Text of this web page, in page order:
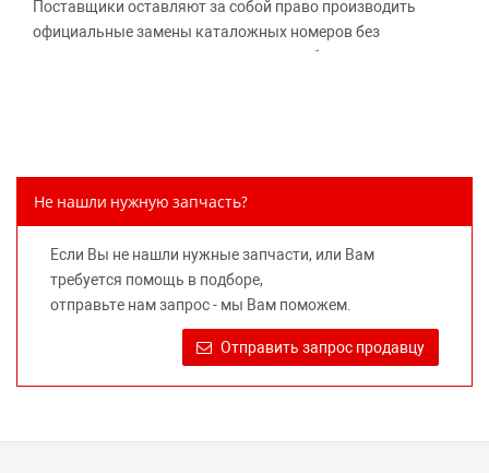
Поставщики оставляют за собой право производить
официальные замены каталожных номеров без
дополнительного уведомления дистрибьюторов, что
части к той или иной марке автомобиля, то есть на
предлагаемых к продаже запасных частей для
автомобилей и их производителей, не нарушает права
правообладателей указанных товарных знаков.
Требование предоставлять покупателю необходимую и
достоверную информацию о товаре, предлагаемом к
«О защите прав потребителей».
Не нашли нужную запчасть?
Если Вы не нашли нужные запчасти, или Вам
требуется помощь в подборе,
отправьте нам запрос - мы Вам поможем.
Отправить запрос продавцу